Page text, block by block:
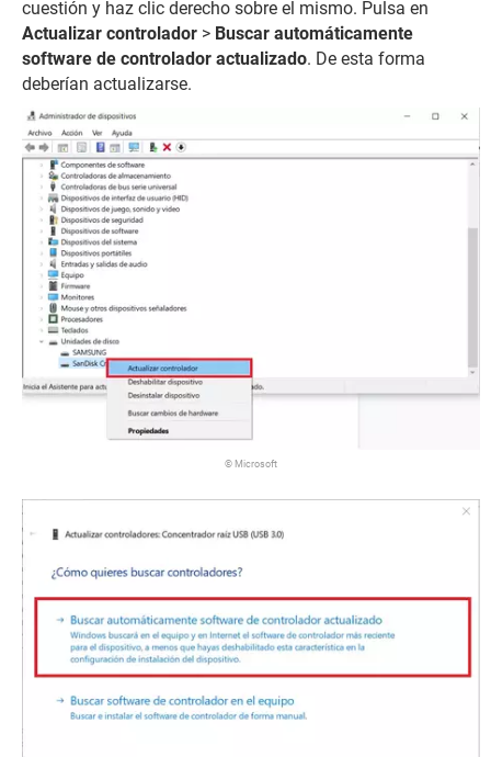
cuestión y haz clic derecho sobre el mismo. Pulsa en
Actualizar controlador > Buscar automáticamente
software de controlador actualizado. De esta forma
deberían actualizarse.
© Microsoft